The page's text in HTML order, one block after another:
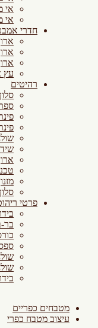
אי
אי
חדרי
עץ
רהיטים
פרטי
מטבחים כפריים
עיצוב מטבח כפרי